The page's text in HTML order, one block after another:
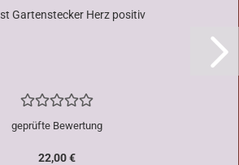
Gartenstecker Herz positiv
geprüfte Bewertung
22,00 €